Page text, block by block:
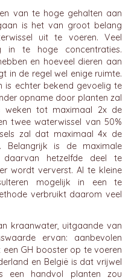
van te hoge gehalten aan
is het van groot belang
uit te voeren. Veel
in te hoge concentraties.
en hoeveel dieren aan
in de regel wel enige ruimte.
is echter bekend gevoelig te
opname door planten zal
weken tot maximaal 2x de
twee waterwissel van 50%
zal dat maximaal 4x de
Belangrijk is de maximale
hetzelfde deel te
wordt ververst. Al te kleine
mogelijk in een te
verbruikt daarom veel
kraanwater, uitgaande van
ervan: aanbevolen
GH booster op te voeren
en België is dat vrijwel
een handvol planten zou